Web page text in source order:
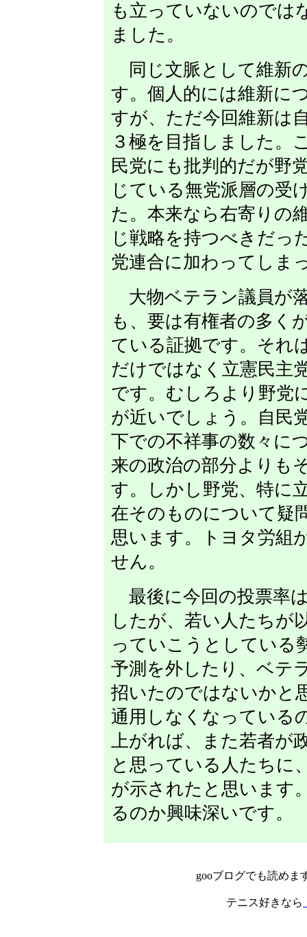
も立っていないのでは
ました。
同じ文脈として維新
す。個人的には維新に
すが、ただ今回維新は
３極を目指しました。
民党にも批判的だが野
じている無党派層の受
た。本来なら右寄りの
じ戦略を持つべきだっ
党連合に加わってしま
大物ベテラン議員が
も、要は有権者の多く
ている証拠です。それ
だけではなく立憲民主
です。むしろより野党
が近いでしょう。自民
下での不祥事の数々に
来の政治の部分よりも
す。しかし野党、特に
在そのものについて疑
思います。トヨタ労組
せん。
最後に今回の投票率
したが、若い人たちが
っていこうとしている
予測を外したり、ベテ
招いたのではないかと
通用しなくなっている
上がれば、また若者が
と思っている人たちに
が示されたと思います
るのか興味深いです。
gooブログでも読めま
テニス好きなら